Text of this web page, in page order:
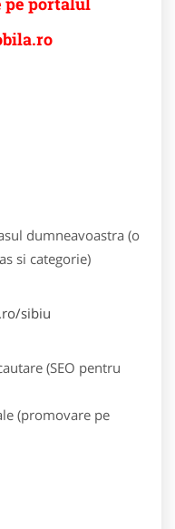
dumneavoastra (o
si categorie)
sibiu
(SEO pentru
(promovare pe